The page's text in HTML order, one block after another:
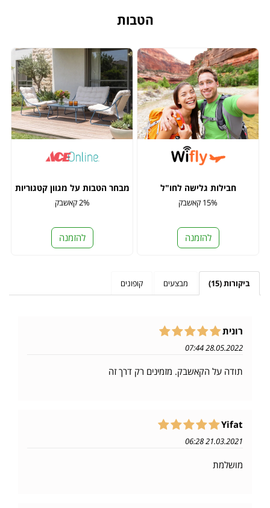
הטבות
חבילות גלישה לחו"ל
15% קאשבק
להזמנה
מבחר הטבות על מגוון קטגוריות
2% קאשבק
להזמנה
ביקורות (15) מבצעים קופונים
רונית
28.05.2022 07:44
תודה על הקאשבק. מזמינים רק דרך זה
Yifat
21.03.2021 06:28
מושלמת